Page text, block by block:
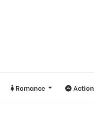
Romance Action